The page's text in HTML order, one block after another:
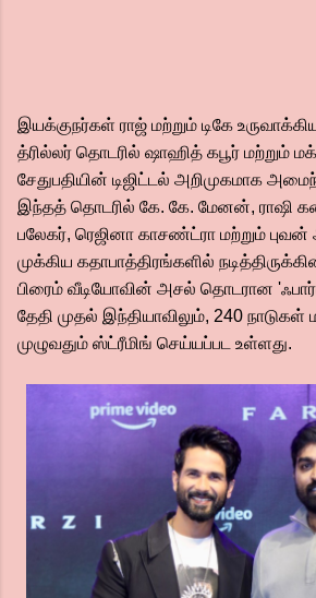
இயக்குநர்கள் ராஜ் மற்றும் டிகே
த்ரில்லர் தொடரில் ஷாஹித் கபூர் மற்றும்
சேதுபதியின் டிஜிட்டல் அறிமுகமாக
இந்தத் தொடரில் கே. கே. மேனன்,
பலேகர், ரெஜினா காசண்ட்ரா மற்றும்
முக்கிய கதாபாத்திரங்களில்
பிரைம் வீடியோவின் அசல் தொடரான
தேதி முதல் இந்தியாவிலும், 240 நாடுகள்
முழுவதும் ஸ்ட்ரீமிங் செய்யப்பட உள்ளது.